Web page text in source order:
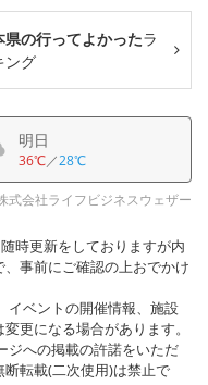
県の行ってよかったラ
ング
明日
36℃／28℃
式会社ライフビジネスウェザー
時更新をしておりますが内
事前にご確認の上おでかけ
イベントの開催情報、施設
更になる場合があります。
ジへの掲載の許諾をいただ
転載(二次使用)は禁止で